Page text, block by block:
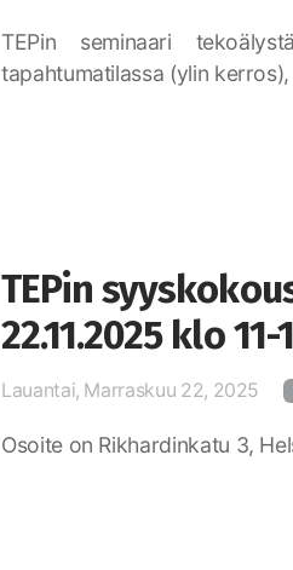
TEPin seminaari
tapahtumatilassa (ylin
TEPin
22.11.2025 klo 11-
Lauantai, Marraskuu 22, 2025
Osoite on Rikhardinkatu 3,